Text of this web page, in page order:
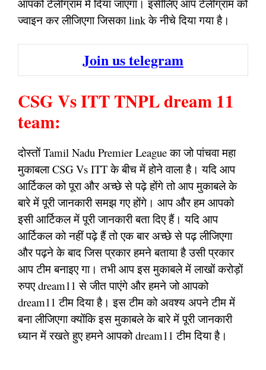
आपको टेलीग्राम में दिया जाएगा। इसीलिए आप टेलीग्राम को
ज्वाइन कर लीजिएगा जिसका link के नीचे दिया गया है।
Join us telegram
CSG Vs ITT TNPL dream 11
team:
दोस्तों Tamil Nadu Premier League का जो पांचवा महा
मुकाबला CSG Vs ITT के बीच में होने वाला है। यदि आप
आर्टिकल को पूरा और अच्छे से पढ़े होंगे तो आप मुकाबले के
बारे में पूरी जानकारी समझ गए होंगे। आप और हम आपको
इसी आर्टिकल में पूरी जानकारी बता दिए हैं। यदि आप
आर्टिकल को नहीं पढ़े हैं तो एक बार अच्छे से पढ़ लीजिएगा
और पढ़ने के बाद जिस प्रकार हमने बताया है उसी प्रकार
आप टीम बनाइए गा। तभी आप इस मुकाबले में लाखों करोड़ों
रुपए dream11 से जीत पाएंगे और हमने जो आपको
dream11 टीम दिया है। इस टीम को अवश्य अपने टीम में
बना लीजिएगा क्योंकि इस मुकाबले के बारे में पूरी जानकारी
ध्यान में रखते हुए हमने आपको dream11 टीम दिया है।